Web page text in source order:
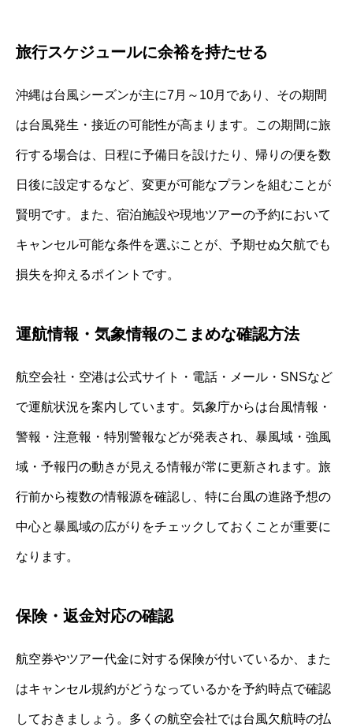
旅行スケジュールに余裕を持たせる
沖縄は台風シーズンが主に7月～10月であり、その期間
は台風発生・接近の可能性が高まります。この期間に旅
行する場合は、日程に予備日を設けたり、帰りの便を数
日後に設定するなど、変更が可能なプランを組むことが
賢明です。また、宿泊施設や現地ツアーの予約において
キャンセル可能な条件を選ぶことが、予期せぬ欠航でも
損失を抑えるポイントです。
運航情報・気象情報のこまめな確認方法
航空会社・空港は公式サイト・電話・メール・SNSなど
で運航状況を案内しています。気象庁からは台風情報・
警報・注意報・特別警報などが発表され、暴風域・強風
域・予報円の動きが見える情報が常に更新されます。旅
行前から複数の情報源を確認し、特に台風の進路予想の
中心と暴風域の広がりをチェックしておくことが重要に
なります。
保険・返金対応の確認
航空券やツアー代金に対する保険が付いているか、また
はキャンセル規約がどうなっているかを予約時点で確認
しておきましょう。多くの航空会社では台風欠航時の払